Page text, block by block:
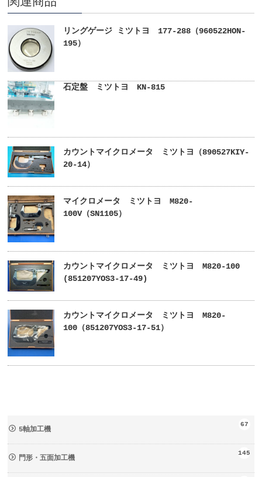
リングゲージ ミツトヨ 177-288（960522HON-
195）
石定盤 ミツトヨ KN-815
カウントマイクロメータ ミツトヨ（890527KIY-
20-14）
マイクロメータ ミツトヨ M820-
100V（SN1105）
カウントマイクロメータ ミツトヨ M820-100
(851207YOS3-17-49)
カウントマイクロメータ ミツトヨ M820-
100（851207YOS3-17-51）
5軸加工機
67
門形・五面加工機
145